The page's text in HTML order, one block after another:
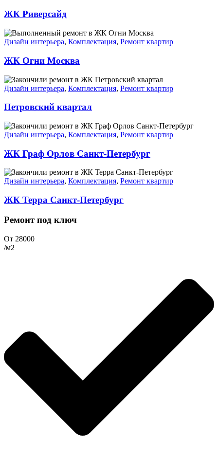
ЖК Риверсайд
Дизайн интерьера, Комплектация, Ремонт квартир
ЖК Огни Москва
Дизайн интерьера, Комплектация, Ремонт квартир
Петровский квартал
Дизайн интерьера, Комплектация, Ремонт квартир
ЖК Граф Орлов Санкт-Петербург
Дизайн интерьера, Комплектация, Ремонт квартир
ЖК Терра Санкт-Петербург
Ремонт под ключ
От 28000
/м2